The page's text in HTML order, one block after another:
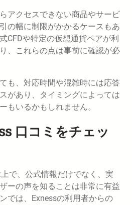
アクセスできない商品やサービ
の幅に制限がかかるケースもあ
CFDや特定の仮想通貨ペアが利
、これらの点は事前に確認が必
も、対応時間や混雑時には応答
があり、タイミングによっては
もいるかもしれません。
口コミをチェッ
で、公式情報だけでなく、実
ーの声を知ることは非常に有益
では、Exnessの利用者からの